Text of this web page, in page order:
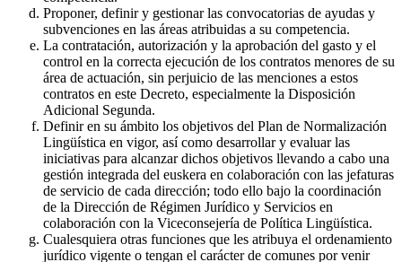
Proponer, definir y gestionar las convocatorias de ayudas y
subvenciones en las áreas atribuidas a su competencia.
La contratación, autorización y la aprobación del gasto y el
control en la correcta ejecución de los contratos menores de su
área de actuación, sin perjuicio de las menciones a estos
contratos en este Decreto, especialmente la Disposición
Adicional Segunda.
Definir en su ámbito los objetivos del Plan de Normalización
Lingüística en vigor, así como desarrollar y evaluar las
iniciativas para alcanzar dichos objetivos llevando a cabo una
gestión integrada del euskera en colaboración con las jefaturas
de servicio de cada dirección; todo ello bajo la coordinación
de la Dirección de Régimen Jurídico y Servicios en
colaboración con la Viceconsejería de Política Lingüística.
Cualesquiera otras funciones que les atribuya el ordenamiento
jurídico vigente o tengan el carácter de comunes por venir